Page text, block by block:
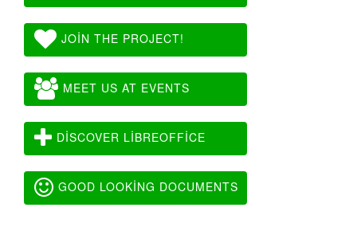
JOIN THE PROJECT!
MEET US AT EVENTS
DISCOVER LIBREOFFICE
GOOD LOOKING DOCUMENTS